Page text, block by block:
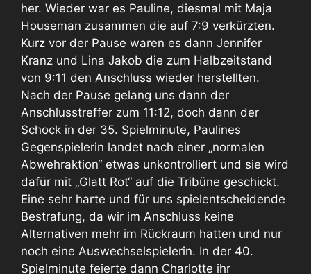
her. Wieder war es Pauline, diesmal mit Maja
Houseman zusammen die auf 7:9 verkürzten.
Kurz vor der Pause waren es dann Jennifer
Kranz und Lina Jakob die zum Halbzeitstand
von 9:11 den Anschluss wieder herstellten.
Nach der Pause gelang uns dann der
Anschlusstreffer zum 11:12, doch dann der
Schock in der 35. Spielminute, Paulines
Gegenspielerin landet nach einer „normalen
Abwehraktion“ etwas unkontrolliert und sie wird
dafür mit „Glatt Rot“ auf die Tribüne geschickt.
Eine sehr harte und für uns spielentscheidende
Bestrafung, da wir im Anschluss keine
Alternativen mehr im Rückraum hatten und nur
noch eine Auswechselspielerin. In der 40.
Spielminute feierte dann Charlotte ihr